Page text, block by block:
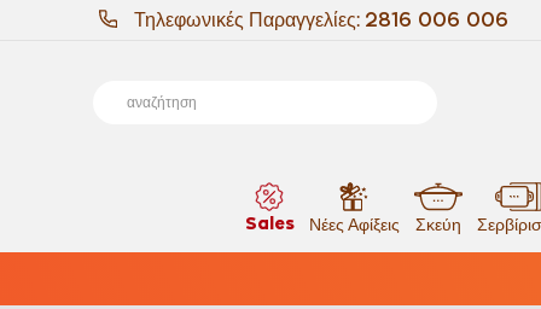
Τηλεφωνικές Παραγγελίες: 2816 006 006
Sales Νέες Αφίξεις Σκεύη